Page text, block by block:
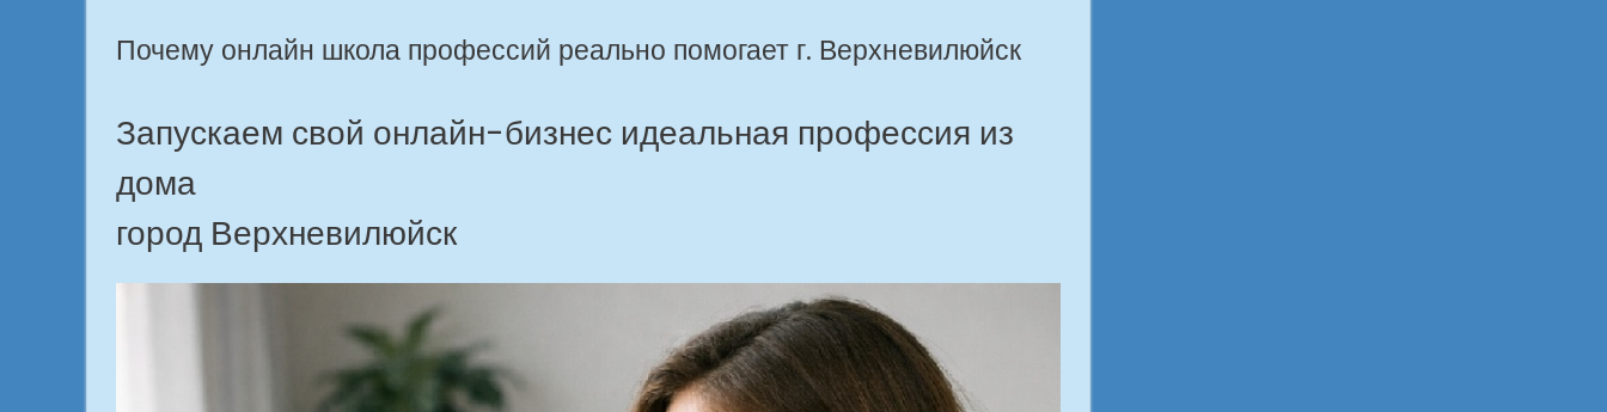
городе
Верхневилюйск»
Почему онлайн школа профессий реально помогает г. Верхневилюйск
Запускаем свой онлайн-бизнес идеальная профессия из
дома
город Верхневилюйск